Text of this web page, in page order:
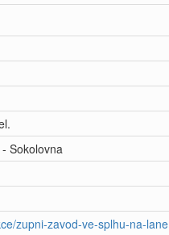
Sokolovna
zupni-zavod-ve-splhu-na-lane